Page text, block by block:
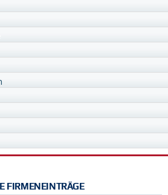
FIRMENEINTRÄGE